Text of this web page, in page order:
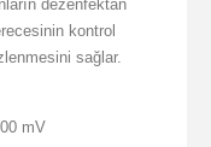
dezenfektan
kontrol
sağlar.
mV